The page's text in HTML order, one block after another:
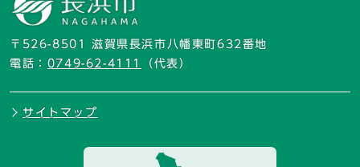
〒526-8501 滋賀県長浜市八幡東町632番地
電話： 0749-62-4111 （代表）
サイトマップ